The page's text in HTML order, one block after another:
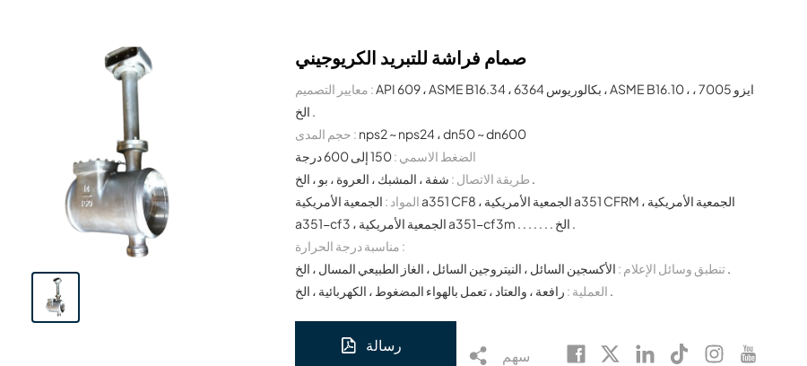
صمام فراشة للتبريد الكريوجيني
معايير التصميم : API 609 ، ASME B16.34 ، بكالوريوس 6364 ، ASME B16.10 ، ايزو 7005 ،
حجم المدى : nps2 ~ nps24 ، dn50 ~ dn600
الضغط الاسمي :150 إلى 600 درجة
طريقة الاتصال :
المواد : الجمعية الأمريكية a351 CF8 ، الجمعية الأمريكية a351 CFRM ، الجمعية الأمريكية
مناسبة درجة الحرارة :
تنطبق وسائل الإعلام :
العملية :
رسالة
سهم